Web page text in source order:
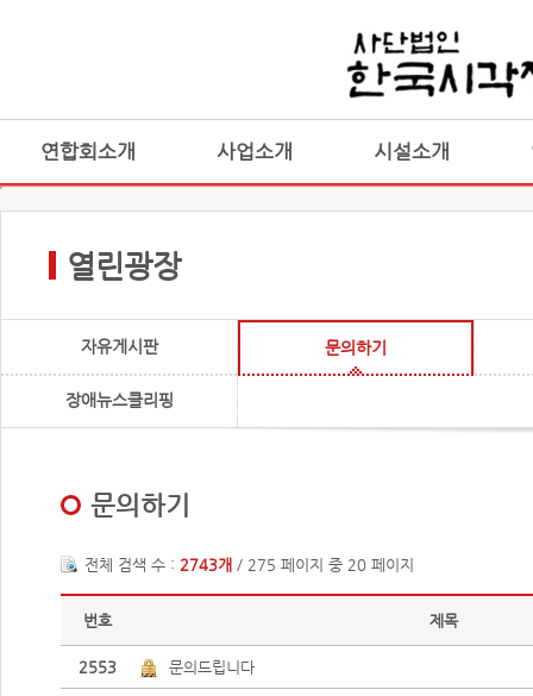
연합회소개 사업소개 시설소개
열린광장
자유게시판 문의하기
장애뉴스클리핑
문의하기
전체 검색 수 : 2743개 / 275 페이지 중 20 페이지
번호 제목
2553 문의드립니다